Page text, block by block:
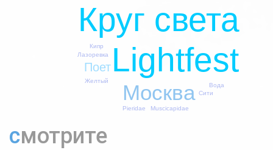
Круг света
Lightfest
Москва
Поет
Лазоревка
Muscicapidae
Вода
Желтый
Кипр
Pieridae
Сити
смотрите